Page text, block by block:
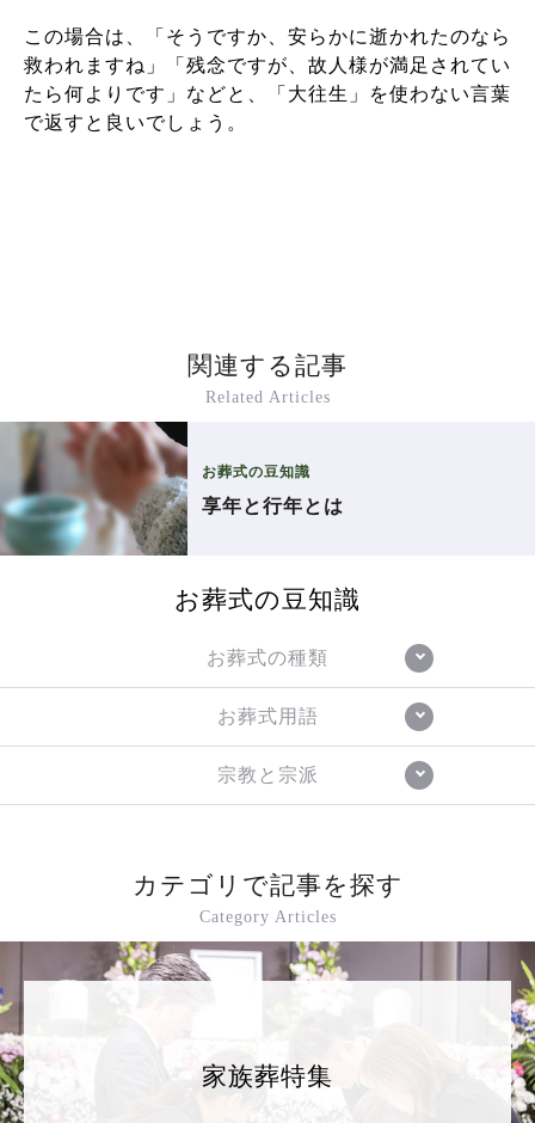
この場合は、「そうですか、安らかに逝かれたのなら
救われますね」「残念ですが、故人様が満足されてい
たら何よりです」などと、「大往生」を使わない言葉
で返すと良いでしょう。
関連する記事
Related Articles
お葬式の豆知識
享年と行年とは
お葬式の豆知識
お葬式の種類
お葬式用語
宗教と宗派
カテゴリで記事を探す
Category Articles
家族葬特集